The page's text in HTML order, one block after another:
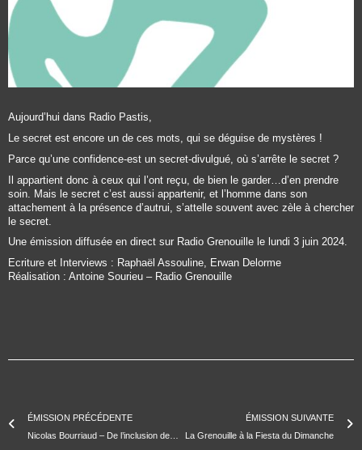
Aujourd’hui dans Radio Pastis,
Le secret est encore un de ces mots, qui se déguise de mystères !
Parce qu’une confidence-est un secret-divulgué, où s’arrête le secret ?
Il appartient donc à ceux qui l’ont reçu, de bien le garder…d’en prendre
soin. Mais le secret c’est aussi appartenir, et l’homme dans son
attachement à la présence d’autrui, s’attelle souvent avec zèle à chercher
le secret.
Une émission diffusée en direct sur Radio Grenouille le lundi 3 juin 2024.
Ecriture et Interviews : Raphaël Assouline, Erwan Delorme
Réalisation : Antoine Sourieu – Radio Grenouille
ÉMISSION PRÉCÉDENTE
ÉMISSION SUIVANTE
La Grenouille à la Fiesta du Dimanche